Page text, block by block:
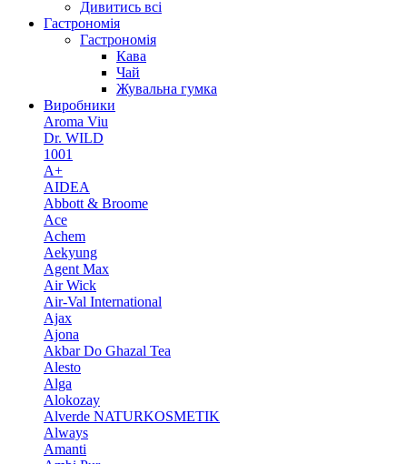
Дивитись всі
Гастрономія
Гастрономія
Кава
Чай
Жувальна гумка
Виробники
Aroma Viu
Dr. WILD
1001
A+
AIDEA
Abbott & Broome
Ace
Achem
Aekyung
Agent Max
Air Wick
Air-Val International
Ajax
Ajona
Akbar Do Ghazal Tea
Alesto
Alga
Alokozay
Alverde NATURKOSMETIK
Always
Amanti